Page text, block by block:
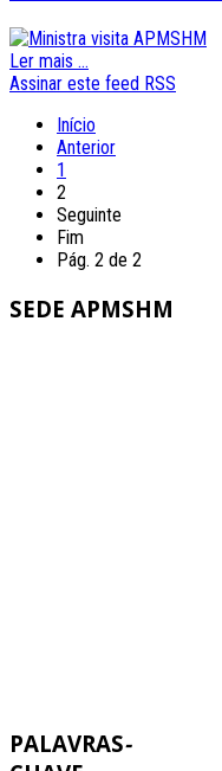
Ler mais ...
Assinar este feed RSS
Início
Anterior
1
2
Seguinte
Fim
Pág. 2 de 2
SEDE APMSHM
PALAVRAS-